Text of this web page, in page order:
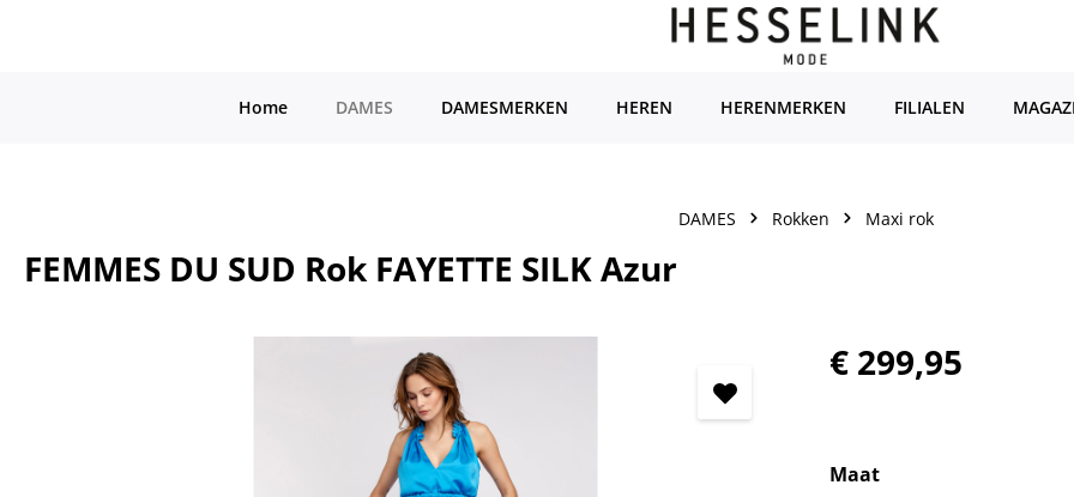
Home DAMES DAMESMERKEN HEREN HERENMERKEN FILIALEN
DAMES Rokken Maxi rok
FEMMES DU SUD Rok FAYETTE SILK Azur
Normale prijs:
€ 299,95
Selecteer
Maat